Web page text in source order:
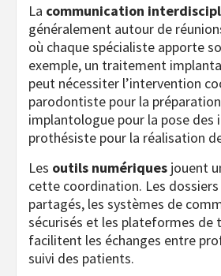
La communication
généralement autour de
où chaque spécialiste apporte
exemple, un traitement
peut nécessiter l’intervention
parodontiste pour la
implantologue pour la pose des
prothésiste pour la réalisation
Les outils numériques jouent
cette coordination. Les
partagés, les systèmes de
sécurisés et les plateformes de
facilitent les échanges entre
suivi des patients.